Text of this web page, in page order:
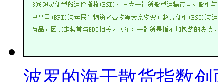
波罗的海干散货指数